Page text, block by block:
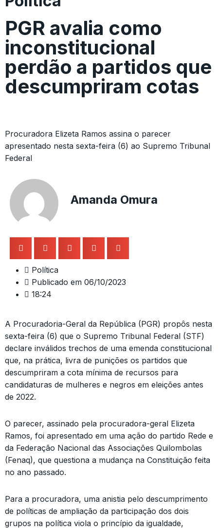
PGR avalia como
inconstitucional
perdão a partidos que
descumpriram cotas
Procuradora Elizeta Ramos assina o parecer
apresentado nesta sexta-feira (6) ao Supremo Tribunal
Federal
Amanda Omura
Política
Publicado em 06/10/2023
18:24
A Procuradoria-Geral da República (PGR) propôs nesta
sexta-feira (6) que o Supremo Tribunal Federal (STF)
declare inválidos trechos de uma emenda constitucional
que, na prática, livra de punições os partidos que
descumpriram a cota mínima de recursos para
candidaturas de mulheres e negros em eleições antes
de 2022.
O parecer, assinado pela procuradora-geral Elizeta
Ramos, foi apresentado em uma ação do partido Rede e
da Federação Nacional das Associações Quilombolas
(Fenaq), que questiona a mudança na Constituição feita
no ano passado.
Para a procuradora, uma anistia pelo descumprimento
de políticas de ampliação da participação dos dois
grupos na política viola o princípio da igualdade,